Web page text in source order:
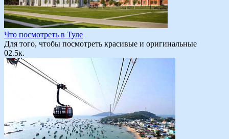
Что посмотреть в Туле
Для того, чтобы посмотреть красивые и оригинальные
02.5к.